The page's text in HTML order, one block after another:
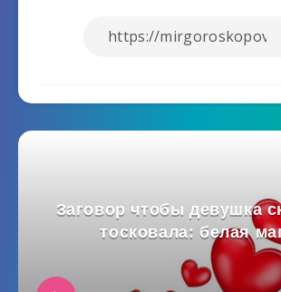
Заговор чтобы девушка
тосковала: белая